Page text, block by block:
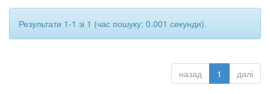
Результати 1-1 зі 1 (час пошуку: 0.001 секунди).
назад 1 далі